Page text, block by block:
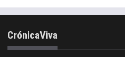
CrónicaViva